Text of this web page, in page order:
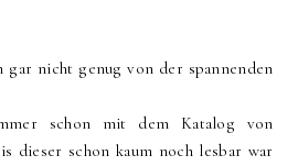
gar nicht genug von der spannenden
schon mit dem Katalog von
dieser schon kaum noch lesbar war